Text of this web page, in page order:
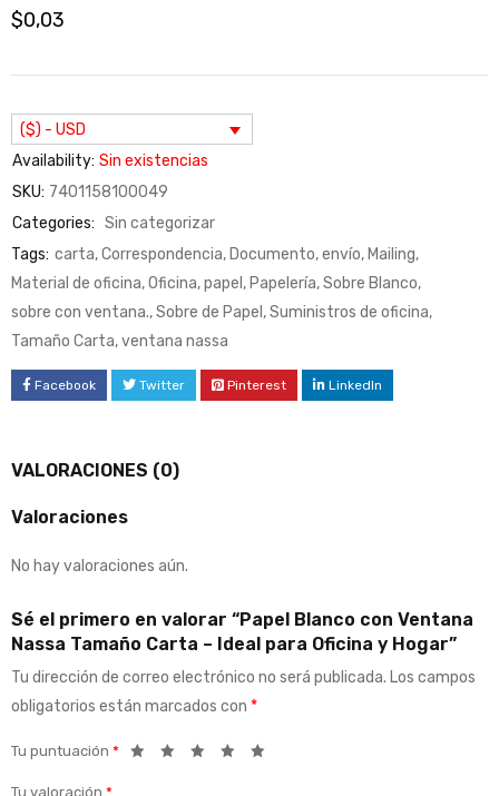
$0,03
($) - USD
Availability: Sin existencias
SKU: 7401158100049
Categories: Sin categorizar
Tags: carta,Correspondencia,Documento,envío,Mailing,
Material de oficina,Oficina,papel,Papelería,Sobre Blanco,
sobre con ventana.,Sobre de Papel,Suministros de oficina,
Tamaño Carta,ventana nassa
Facebook Twitter Pinterest LinkedIn
VALORACIONES (0)
Valoraciones
No hay valoraciones aún.
Sé el primero en valorar “Papel Blanco con Ventana
Nassa Tamaño Carta – Ideal para Oficina y Hogar”
Tu dirección de correo electrónico no será publicada. Los campos
obligatorios están marcados con *
Tu puntuación *
Tu valoración *